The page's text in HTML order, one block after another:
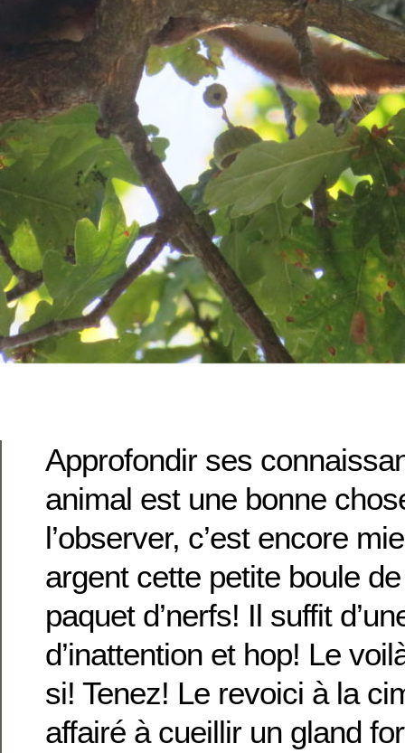
Approfondir ses
animal est une bonne
l’observer, c’est encore
argent cette petite boule
paquet d’nerfs! Il suffit
d’inattention et hop! Le
si! Tenez! Le revoici à la
affairé à cueillir un gland